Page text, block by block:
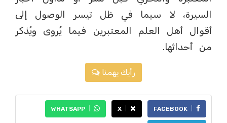
السيرة، لا سيما في ظل تيسر الوصول إلى
أقوال أهل العلم المعتبرين فيما يُروى ويُذكر
من أحداثها.
رأيك يهمنا
FACEBOOK
X
WHATSAPP